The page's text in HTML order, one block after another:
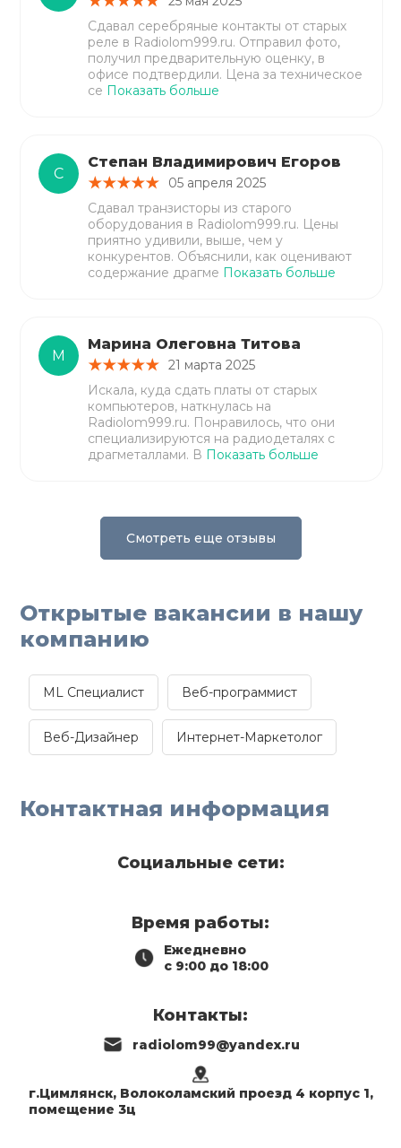
Сдавал серебряные контакты от старых
реле в Radiolom999.ru. Отправил фото,
получил предварительную оценку, в
офисе подтвердили. Цена за техническое
се Показать больше
С
Степан Владимирович Егоров
05 апреля 2025
Сдавал транзисторы из старого
оборудования в Radiolom999.ru. Цены
приятно удивили, выше, чем у
конкурентов. Объяснили, как оценивают
содержание драгме Показать больше
М
Марина Олеговна Титова
21 марта 2025
Искала, куда сдать платы от старых
компьютеров, наткнулась на
Radiolom999.ru. Понравилось, что они
специализируются на радиодеталях с
драгметаллами. В Показать больше
Смотреть еще отзывы
Открытые вакансии в нашу
компанию
ML Специалист Веб-программист
Веб-Дизайнер Интернет-Маркетолог
Контактная информация
Социальные сети:
Время работы:
Ежедневно
с 9:00 до 18:00
Контакты:
radiolom99@yandex.ru
г.Цимлянск, Волоколамский проезд 4 корпус 1,
помещение 3ц